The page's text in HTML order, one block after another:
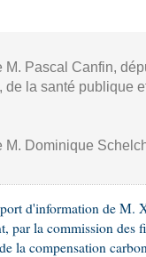
Pascal Canfin,
la santé publique
Dominique
d'information de M.
par la commission des
la compensation